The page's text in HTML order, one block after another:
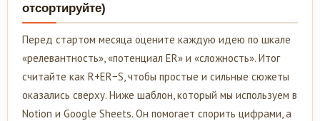
отсортируйте)
Перед стартом месяца оцените каждую идею по шкале
«релевантность», «потенциал ER» и «сложность». Итог
считайте как R+ER−S, чтобы простые и сильные сюжеты
оказались сверху. Ниже шаблон, который мы используем в
Notion и Google Sheets. Он помогает спорить цифрами, а